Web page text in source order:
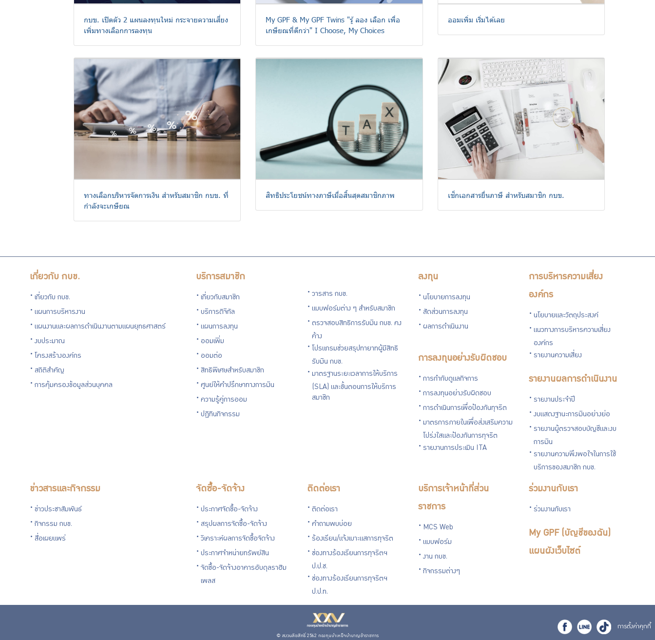
คู่มือหรือ
มาตรฐาน
กบข. เปิดตัว 2 แผนลงทุนใหม่ กระจายความเสี่ยง
เพิ่มทางเลือกการลงทุน
My GPF & My GPF Twins "รู้ ลอง เลือก เพื่อ
เกษียณที่ดีกว่า" I Choose, My Choices
ออมเพิ่ม เริ่มได้เลย
ทางเลือกบริหารจัดการเงิน สำหรับสมาชิก กบข. ที่
กำลังจะเกษียณ
สิทธิประโยชน์ทางภาษีเมื่อสิ้นสุดสมาชิกภาพ เช็กเอกสารยื่นภาษี สำหรับสมาชิก กบข.
เกี่ยวกับ กบข.
เกี่ยวกับ กบข.
แผนการบริหารงาน
แผนงานและผลการดำเนินงานตามแผนยุทธศาสตร์
งบประมาณ
โครงสร้างองค์กร
สถิติสำคัญ
การคุ้มครองข้อมูลส่วนบุคคล
บริการสมาชิก
เกี่ยวกับสมาชิก
บริการดิจิทัล
แผนการลงทุน
ออมเพิ่ม
ออมต่อ
สิทธิพิเศษสำหรับสมาชิก
ศูนย์ให้คำปรึกษาทางการเงิน
ความรู้คู่การออม
ปฏิทินกิจกรรม
วารสาร กบข.
แบบฟอร์มต่าง ๆ สำหรับสมาชิก
ตรวจสอบสิทธิการรับเงิน กบข. คง
ค้าง
โปรแกรมช่วยสรุปทายาทผู้มีสิทธิ
รับเงิน กบข.
มาตรฐานระยะเวลาการให้บริการ
(SLA) และขั้นตอนการให้บริการ
สมาชิก
ลงทุน
นโยบายการลงทุน
สัดส่วนการลงทุน
ผลการดำเนินงาน
การลงทุนอย่างรับผิดชอบ
การกำกับดูแลกิจการ
การลงทุนอย่างรับผิดชอบ
การดำเนินการเพื่อป้องกันทุจริต
มาตรการภายในเพื่อส่งเสริมความ
โปร่งใสและป้องกันการทุจริต
รายงานการประเมิน ITA
การบริหารความเสี่ยง
องค์กร
นโยบายและวัตถุประสงค์
แนวทางการบริหารความเสี่ยง
องค์กร
รายงานความเสี่ยง
รายงานผลการดำเนินงาน
รายงานประจำปี
งบแสดงฐานะการเงินอย่างย่อ
รายงานผู้ตรวจสอบบัญชีและงบ
การเงิน
รายงานความพึงพอใจในการใช้
บริการของสมาชิก กบข.
ข่าวสารและกิจกรรม
ข่าวประชาสัมพันธ์
กิจกรรม กบข.
สื่อเผยแพร่
จัดซื้อ-จัดจ้าง
ประกาศจัดซื้อ-จัดจ้าง
สรุปผลการจัดซื้อ-จัดจ้าง
วิเคราะห์ผลการจัดซื้อจัดจ้าง
ประกาศจำหน่ายทรัพย์สิน
จัดซื้อ-จัดจ้างอาคารอับดุลราฮิม
เพลส
ติดต่อเรา
ติดต่อเรา
คำถามพบบ่อย
ร้องเรียน/แจ้งเบาะแสการทุจริต
ช่องทางร้องเรียนการทุจริตฯ
ป.ป.ช.
ช่องทางร้องเรียนการทุจริตฯ
ป.ป.ท.
บริการเจ้าหน้าที่ส่วน
ราชการ
MCS Web
แบบฟอร์ม
งาน กบข.
กิจกรรมต่างๆ
ร่วมงานกับเรา
ร่วมงานกับเรา
My GPF (บัญชีของฉัน)
แผนผังเว็บไซต์
การตั้งค่าคุกกี้
© สงวนลิขสิทธิ์ 2562 กองทุนบำเหน็จบำนาญข้าราชการ